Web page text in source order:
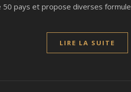
50 pays et propose diverses
LIRE LA SUITE